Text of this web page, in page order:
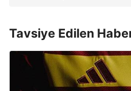
Tavsiye Edilen